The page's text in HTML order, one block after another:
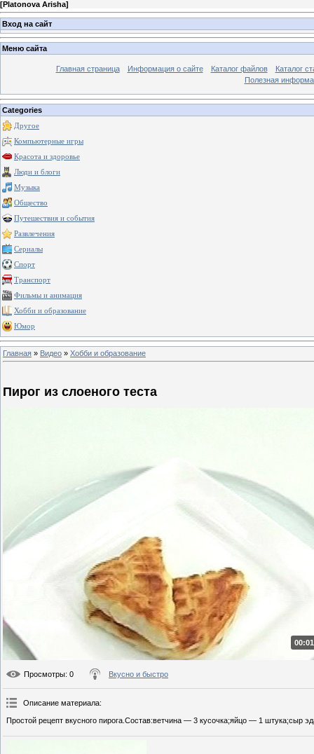
[Platonova Arisha]
Вход на сайт
Меню сайта
Главная страница Информация о сайте Каталог файлов
Каталог
Полезная
Categories
Другое
Компьютерные игры
Красота и здоровье
Люди и блоги
Музыка
Общество
Путешествия и события
Развлечения
Сериалы
Спорт
Транспорт
Фильмы и анимация
Хобби и образование
Юмор
Главная » Видео » Хобби и образование
Пирог из слоеного теста
Просмотры: 0 Вкусно и быстро
Описание материала:
Простой рецепт вкусного пирога.Состав:ветчина — 3 кусочка;яйцо — 1 штука;сыр